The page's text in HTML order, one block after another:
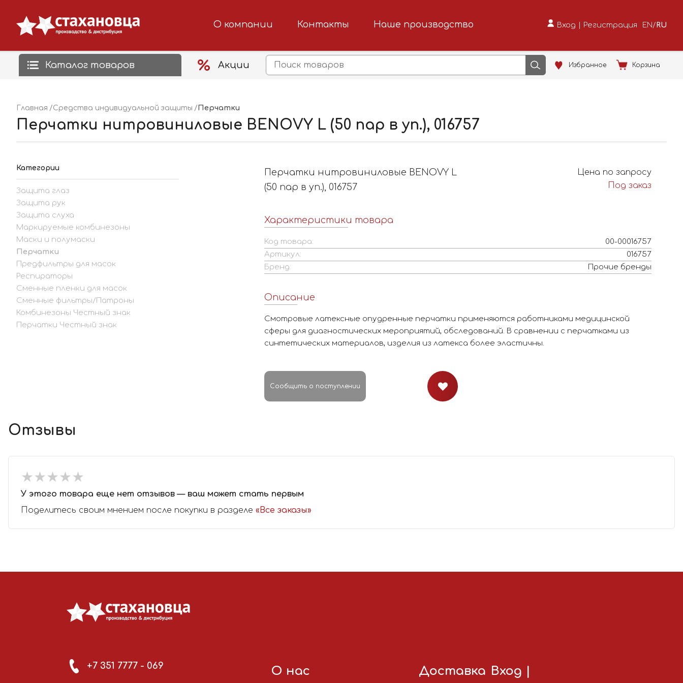
О компании Контакты Наше производство Вход | Регистрация EN /RU
Каталог товаров Акции Избранное Корзина
Главная Средства индивидуальной защиты Перчатки
Перчатки нитровиниловые BENOVY L (50 пар в уп.), 016757
Категории
Защита глаз
Защита рук
Защита слуха
Маркируемые комбинезоны
Маски и полумаски
Перчатки
Предфильтры для масок
Респираторы
Сменные пленки для масок
Сменные фильтры/Патроны
Комбинезоны Честный знак
Перчатки Честный знак
Перчатки нитровиниловые BENOVY L
(50 пар в уп.), 016757
Характеристики товара
Код товара:
00-00016757
Артикул:
016757
Бренд:
Прочие бренды
Описание
Смотровые латексные опудренные перчатки применяются работниками медицинской
сферы для диагностических мероприятий, обследований. В сравнении с перчатками из
синтетических материалов, изделия из латекса более эластичны.
Цена по запросу
Под заказ
Сообщить о поступлении
Отзывы
★★★★★
★★★★★
У этого товара еще нет отзывов — ваш может стать первым
Поделитесь своим мнением после покупки в разделе «Все заказы»
+7 351 7777 - 069 О нас Доставка Вход